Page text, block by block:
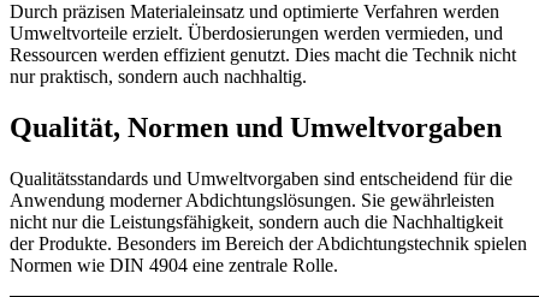
Durch präzisen Materialeinsatz und optimierte Verfahren werden
Umweltvorteile erzielt. Überdosierungen werden vermieden, und
Ressourcen werden effizient genutzt. Dies macht die Technik nicht
nur praktisch, sondern auch nachhaltig.
Qualität, Normen und Umweltvorgaben
Qualitätsstandards und Umweltvorgaben sind entscheidend für die
Anwendung moderner Abdichtungslösungen. Sie gewährleisten
nicht nur die Leistungsfähigkeit, sondern auch die Nachhaltigkeit
der Produkte. Besonders im Bereich der Abdichtungstechnik spielen
Normen wie DIN 4904 eine zentrale Rolle.